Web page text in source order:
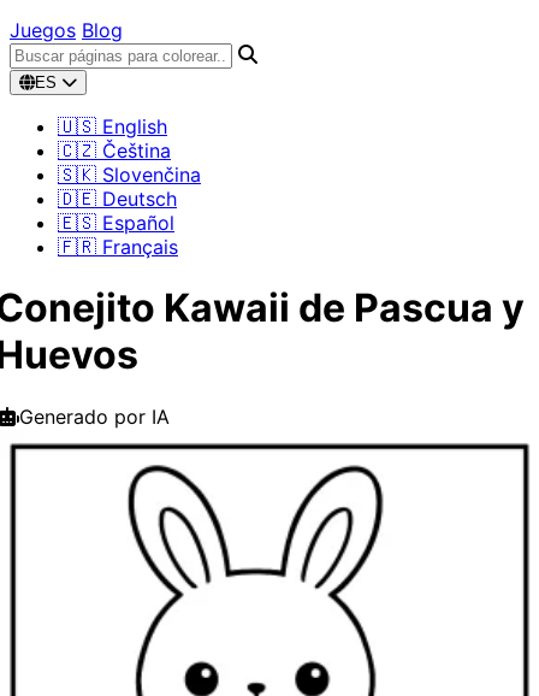
Juegos Blog
ES
🇺🇸 English
🇨🇿 Čeština
🇸🇰 Slovenčina
🇩🇪 Deutsch
🇪🇸 Español
🇫🇷 Français
Kawaii de Pascua y
Generado por IA